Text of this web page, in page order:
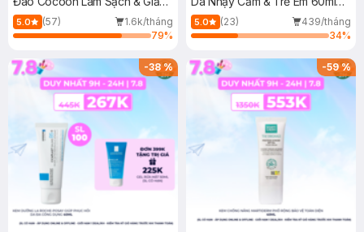
Dầu 500ml
5.0 (57)
1.6k/tháng
79%
(Mới)
5.0 (23)
439/tháng
34%
-38% -59%